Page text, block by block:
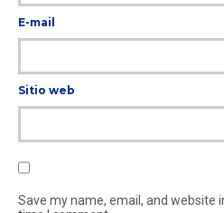
E-mail
Sitio web
Save my name, email, and website